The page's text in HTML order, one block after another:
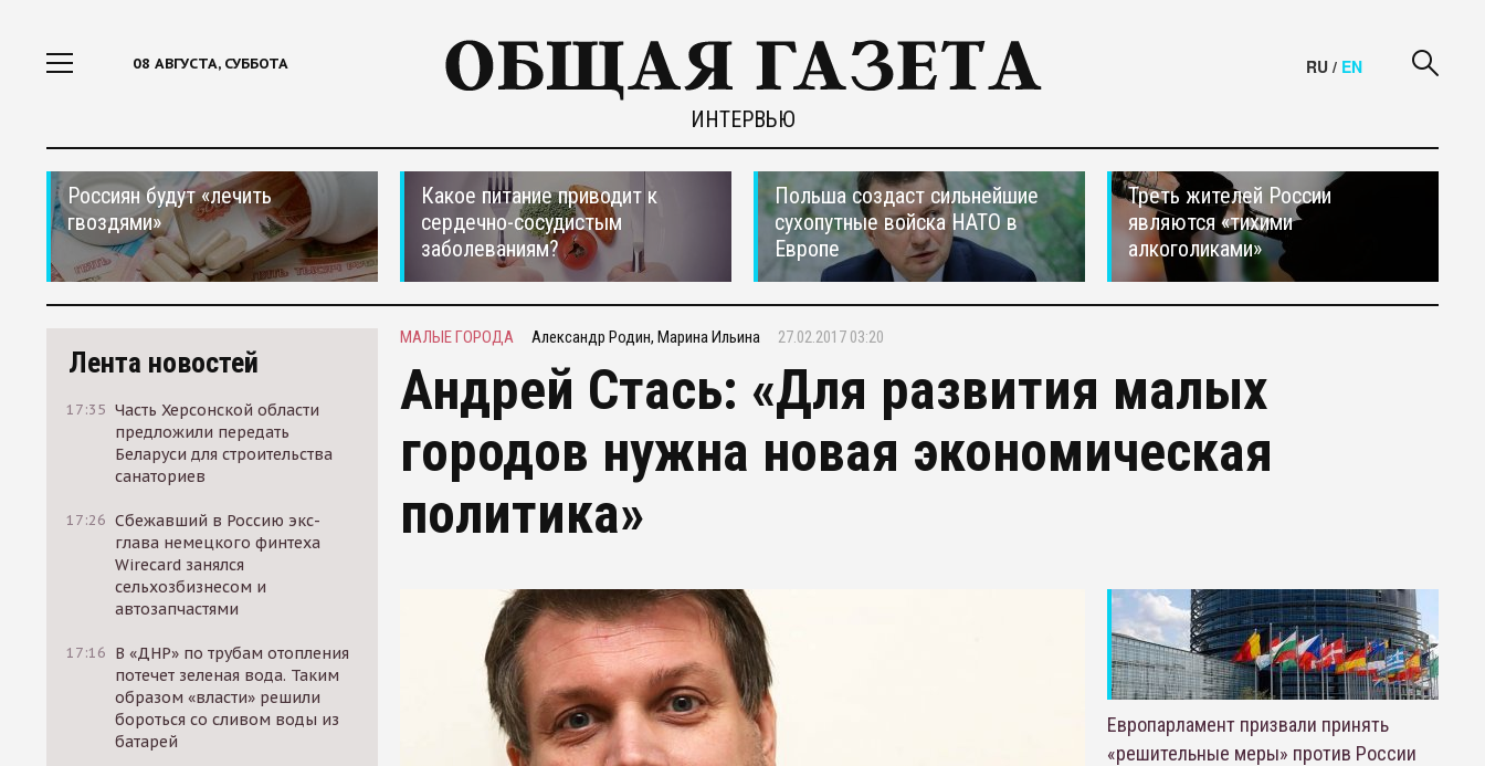
08 АВГУСТА, СУББОТА
ИНТЕРВЬЮ
RU / EN
Россиян будут «лечить
гвоздями»
Какое питание приводит к
сердечно-сосудистым
заболеваниям?
Польша создаст сильнейшие
сухопутные войска НАТО в
Европе
Треть жителей России
являются «тихими
алкоголиками»
Лента новостей
17:35 Часть Херсонской области
предложили передать
Беларуси для строительства
санаториев
17:26 Сбежавший в Россию экс-
глава немецкого финтеха
Wirecard занялся
сельхозбизнесом и
автозапчастями
17:16 В «ДНР» по трубам отопления
потечет зеленая вода. Таким
образом «власти» решили
бороться со сливом воды из
батарей
МАЛЫЕ ГОРОДА Александр Родин, Марина Ильина 27.02.2017 03:20
Андрей Стась: «Для развития малых
городов нужна новая экономическая
политика»
Европарламент призвали принять
«решительные меры» против России